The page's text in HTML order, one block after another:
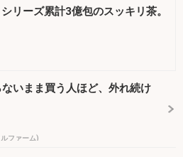
リーズ累計3億包のスッキリ茶。
いまま買う人ほど、外れ続け
ファーム)